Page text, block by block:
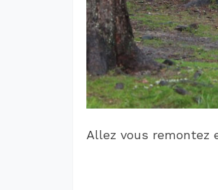
Allez vous remontez